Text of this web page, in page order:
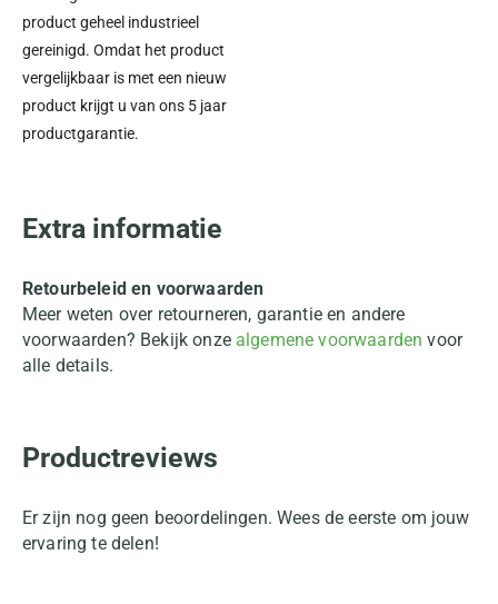
product geheel industrieel
gereinigd. Omdat het product
vergelijkbaar is met een nieuw
product krijgt u van ons 5 jaar
productgarantie.
Extra informatie
Retourbeleid en voorwaarden
Meer weten over retourneren, garantie en andere
voorwaarden? Bekijk onze algemene voorwaarden voor
alle details.
Productreviews
Er zijn nog geen beoordelingen. Wees de eerste om jouw
ervaring te delen!